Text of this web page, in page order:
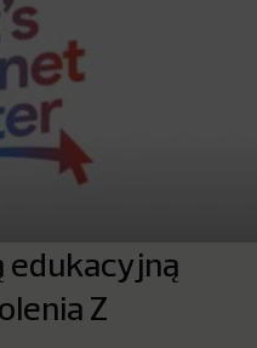
edukacyjną
Z